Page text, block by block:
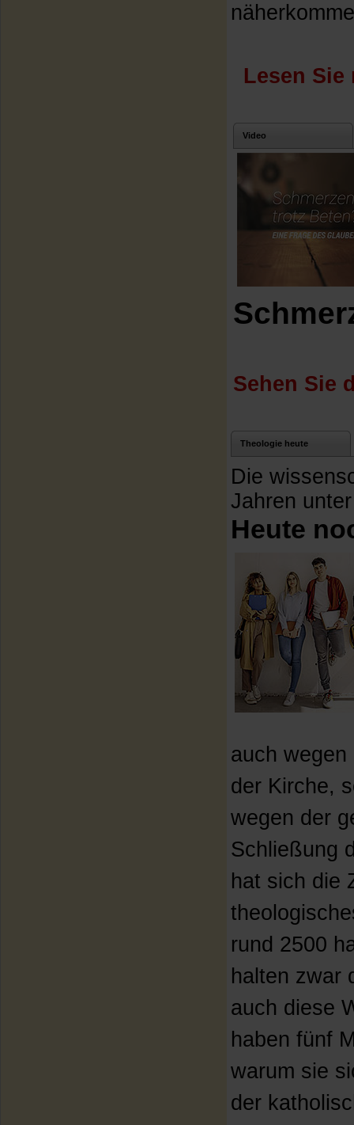
Lesen Sie
Video
Sehen Sie
Theologie heute
Die
Jahren
Heute
auch
der Kirche,
wegen der
Schließung
hat sich die
rund 2500
halten zwar
auch diese
haben fünf
warum sie
der